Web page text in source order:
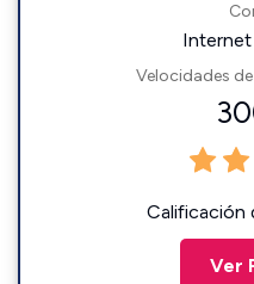
Internet
Velocidades
Calificación
Ver